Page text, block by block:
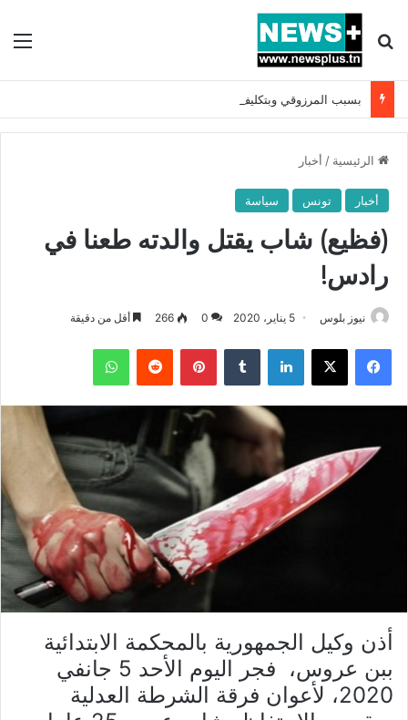
بحث عن
الرئيسية / أخبار
أخبار تونس سياسة
(فظيع) شاب يقتل والدته طعنا في
رادس!
نيوز بلوس 5 يناير، 2020 0
266 أقل من دقيقة
فيسبوك X لينكدإن بينتيريست واتساب
أذن وكيل الجمهورية بالمحكمة الابتدائية
ببن عروس، فجر اليوم الأحد 5 جانفي
2020، لأعوان فرقة الشرطة العدلية